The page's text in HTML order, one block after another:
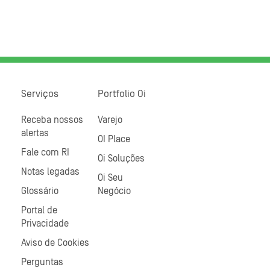
Serviços
Receba nossos
alertas
Fale com RI
Notas legadas
Glossário
Portal de
Privacidade
Aviso de Cookies
Perguntas
Portfolio Oi
Varejo
OI Place
Oi Soluções
Oi Seu
Negócio